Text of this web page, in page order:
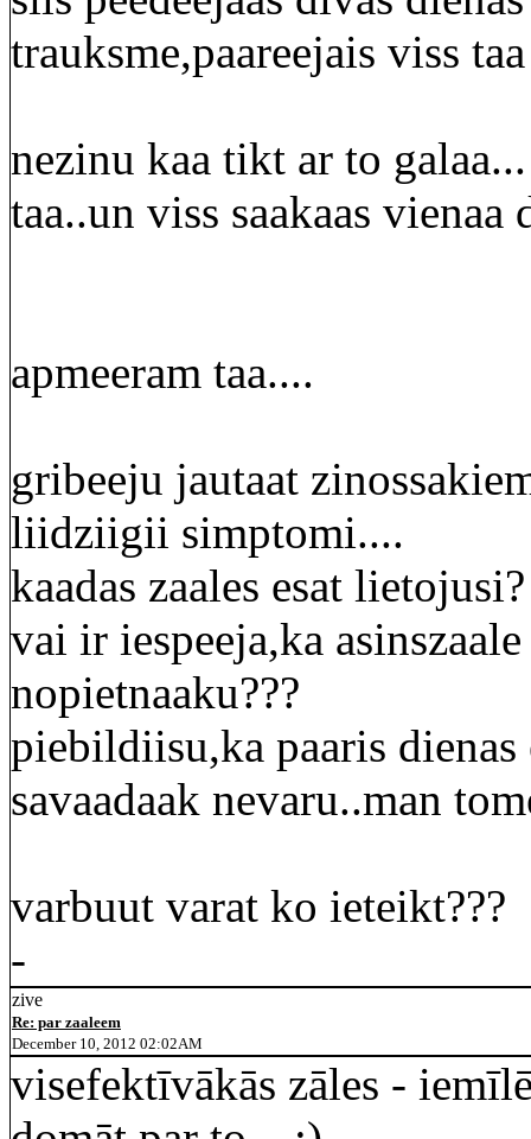
trauksme,paareejais viss
nezinu kaa tikt ar to
taa..un viss saakaas vienaa
apmeeram taa....
gribeeju jautaat
liidziigii simptomi....
kaadas zaales esat lietojusi?
vai ir iespeeja,ka
nopietnaaku???
piebildiisu,ka paaris
savaadaak nevaru..man
varbuut varat ko ieteikt???
-
zive
Re: par zaaleem
December 10, 2012 02:02AM
visefektīvākās zāles -